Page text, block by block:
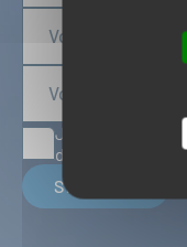
J'accepte de
du Pôle Mer
S'inscrire